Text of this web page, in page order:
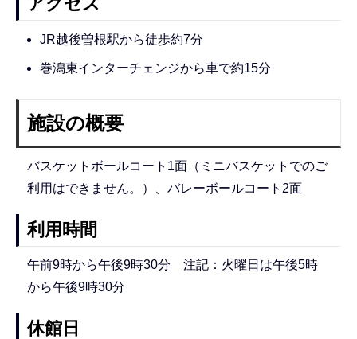
JR越後曽根駅から徒歩約7分
巻潟東インターチェンジから車で約15分
施設の概要
バスケットボールコート1面（ミニバスケットでのご
利用はできません。）、バレーボールコート2面
利用時間
午前9時から午後9時30分 注記：火曜日は午後5時
から午後9時30分
休館日